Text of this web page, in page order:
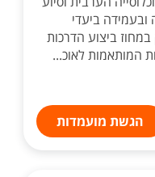
ביעדי
ביצוע הדרכות
המותאמות לאוכ...
הגשת מועמדות